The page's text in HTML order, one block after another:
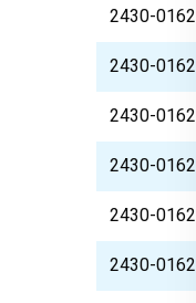
2430-
2430-
2430-
2430-
2430-
2430-